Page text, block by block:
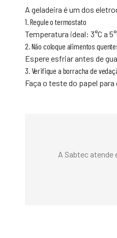
A geladeira é um dos
1. Regule o termostato
Temperatura ideal: 3°C a
2. Não coloque alimentos
Espere esfriar antes de
3. Verifique a borracha de
Faça o teste do papel para
A Sabtec atende